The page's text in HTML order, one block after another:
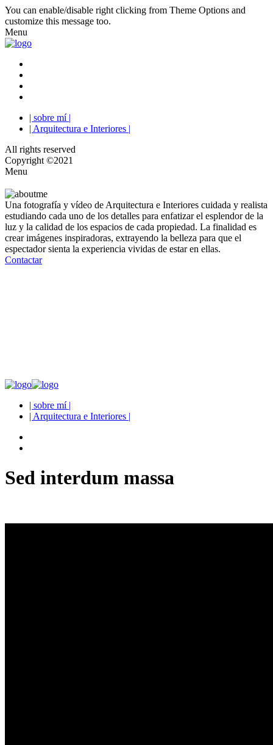
You can enable/disable right clicking from Theme Options and
customize this message too.
Menu
| sobre mí |
| Arquitectura e Interiores |
All rights reserved
Copyright ©2021
Menu
Una fotografía y vídeo de Arquitectura e Interiores cuidada y realista
estudiando cada uno de los detalles para enfatizar el esplendor de la
luz y la calidad de los espacios de cada propiedad. La finalidad es
crear imágenes inspiradoras, extrayendo la belleza para que el
espectador sienta la experiencia vividas de estar en ellas.
Contactar
| sobre mí |
| Arquitectura e Interiores |
Sed interdum massa